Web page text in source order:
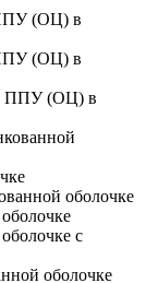
(ОЦ) в
(ОЦ) в
ППУ (ОЦ) в
оболочке
с
оболочке